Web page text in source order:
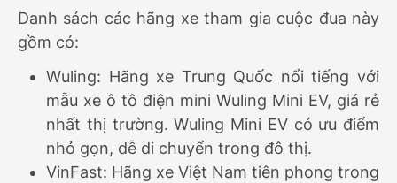
Danh sách các hãng xe tham gia cuộc đua này
gồm có:
Wuling: Hãng xe Trung Quốc nổi tiếng với
mẫu xe ô tô điện mini Wuling Mini EV, giá rẻ
nhất thị trường. Wuling Mini EV có ưu điểm
nhỏ gọn, dễ di chuyển trong đô thị.
VinFast: Hãng xe Việt Nam tiên phong trong